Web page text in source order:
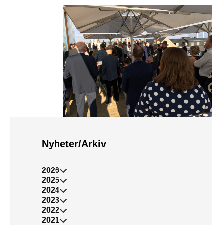
Nyheter/Arkiv
2026
2025
2024
2023
2022
2021